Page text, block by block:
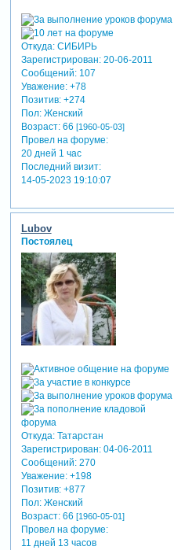
Откуда:СИБИРЬ
Зарегистрирован: 20-06-2011
Сообщений:107
Уважение: +78
Позитив: +274
Пол:Женский
Возраст:66 [1960-05-03]
Провел на форуме:
20 дней 1 час
Последний визит:
14-05-2023 19:10:07
Lubov
Постоялец
Откуда:Татарстан
Зарегистрирован: 04-06-2011
Сообщений:270
Уважение: +198
Позитив: +877
Пол:Женский
Возраст:66 [1960-05-01]
Провел на форуме:
11 дней 13 часов